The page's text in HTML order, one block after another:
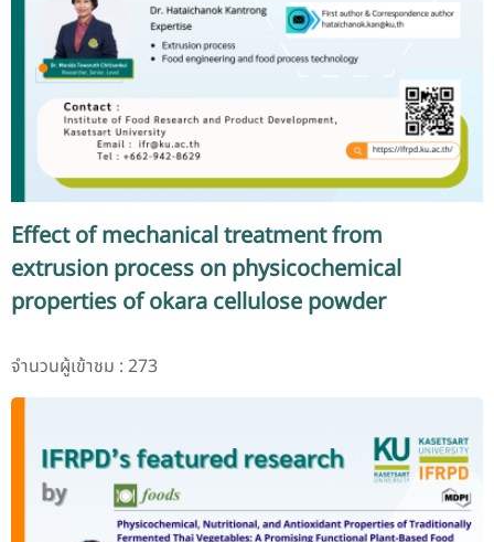
Effect of mechanical treatment from
extrusion process on physicochemical
properties of okara cellulose powder
จำนวนผู้เข้าชม : 273